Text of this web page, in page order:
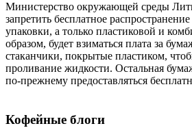
Министерство окружающей среды
запретить бесплатное
упаковки, а только пластиковой и
образом, будет взиматься плата за
стаканчики, покрытые пластиком,
проливание жидкости. Остальная
по-прежнему предоставляться
Кофейные блоги